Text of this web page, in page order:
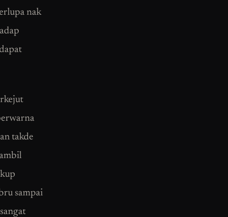
nak
takde
sampai